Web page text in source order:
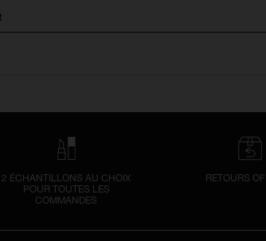
2 ÉCHANTILLONS AU CHOIX
POUR TOUTES LES
COMMANDES
RETOURS